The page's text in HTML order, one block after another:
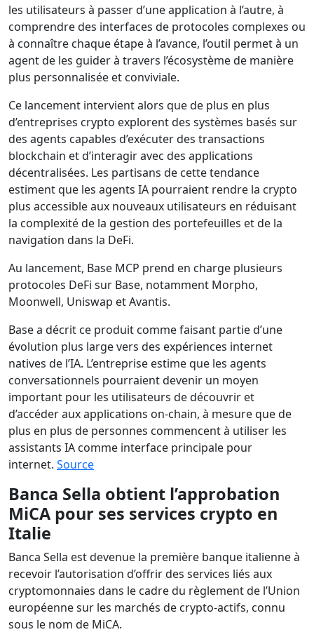
les utilisateurs à passer d’une application à l’autre, à
comprendre des interfaces de protocoles complexes ou
à connaître chaque étape à l’avance, l’outil permet à un
agent de les guider à travers l’écosystème de manière
plus personnalisée et conviviale.
Ce lancement intervient alors que de plus en plus
d’entreprises crypto explorent des systèmes basés sur
des agents capables d’exécuter des transactions
blockchain et d’interagir avec des applications
décentralisées. Les partisans de cette tendance
estiment que les agents IA pourraient rendre la crypto
plus accessible aux nouveaux utilisateurs en réduisant
la complexité de la gestion des portefeuilles et de la
navigation dans la DeFi.
Au lancement, Base MCP prend en charge plusieurs
protocoles DeFi sur Base, notamment Morpho,
Moonwell, Uniswap et Avantis.
Base a décrit ce produit comme faisant partie d’une
évolution plus large vers des expériences internet
natives de l’IA. L’entreprise estime que les agents
conversationnels pourraient devenir un moyen
important pour les utilisateurs de découvrir et
d’accéder aux applications on-chain, à mesure que de
plus en plus de personnes commencent à utiliser les
assistants IA comme interface principale pour
internet. Source
Banca Sella obtient l’approbation
MiCA pour ses services crypto en
Italie
Banca Sella est devenue la première banque italienne à
recevoir l’autorisation d’offrir des services liés aux
cryptomonnaies dans le cadre du règlement de l’Union
européenne sur les marchés de crypto-actifs, connu
sous le nom de MiCA.